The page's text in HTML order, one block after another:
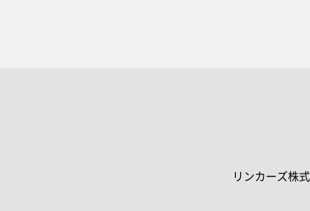
リンカーズ株